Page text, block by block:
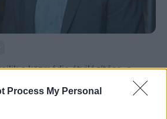
Process My Personal
a közmédia átvilágítása, a